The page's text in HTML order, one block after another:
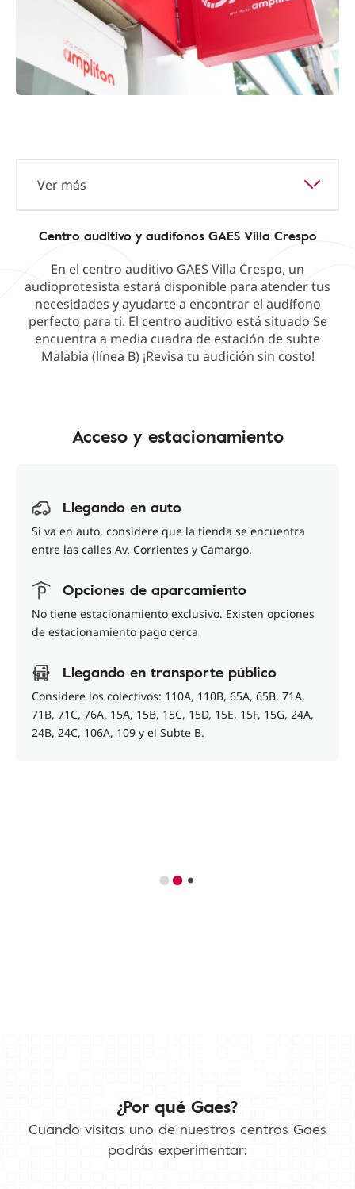
Ver más
Centro auditivo y audífonos GAES Villa Crespo
En el centro auditivo GAES Villa Crespo, un
audioprotesista estará disponible para atender tus
necesidades y ayudarte a encontrar el audífono
perfecto para ti. El centro auditivo está situado Se
encuentra a media cuadra de estación de subte
Malabia (línea B) ¡Revisa tu audición sin costo!
Acceso y estacionamiento
Llegando en auto
Si va en auto, considere que la tienda se encuentra
entre las calles Av. Corrientes y Camargo.
Opciones de aparcamiento
No tiene estacionamiento exclusivo. Existen opciones
de estacionamiento pago cerca
Llegando en transporte público
Considere los colectivos: 110A, 110B, 65A, 65B, 71A,
71B, 71C, 76A, 15A, 15B, 15C, 15D, 15E, 15F, 15G, 24A,
24B, 24C, 106A, 109 y el Subte B.
¿Por qué Gaes?
Cuando visitas uno de nuestros centros Gaes
podrás experimentar: